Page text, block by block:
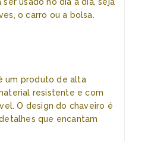
o carro ou a bolsa.
um produto de alta
resistente e com
O design do chaveiro é
que encantam